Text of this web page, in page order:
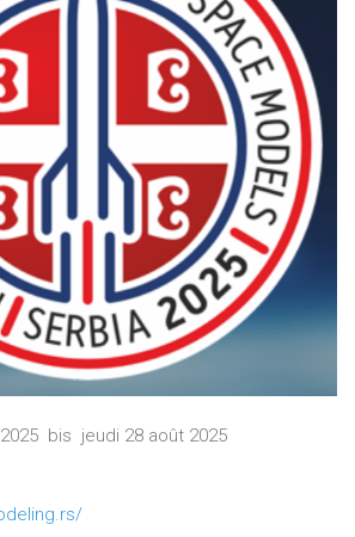
bis jeudi 28 août 2025